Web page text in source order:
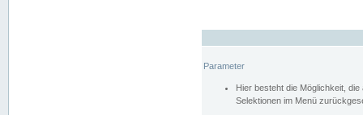
Parameter
Hier besteht die Möglichkeit,
Selektionen im Menü